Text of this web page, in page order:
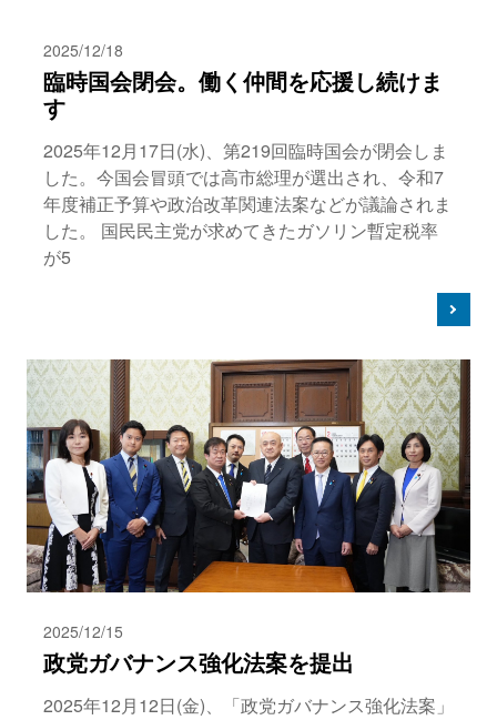
2025/12/18
臨時国会閉会。働く仲間を応援し続けま
す
2025年12月17日(水)、第219回臨時国会が閉会しま
した。今国会冒頭では高市総理が選出され、令和7
年度補正予算や政治改革関連法案などが議論されま
した。 国民民主党が求めてきたガソリン暫定税率
が5
2025/12/15
政党ガバナンス強化法案を提出
2025年12月12日(金)、「政党ガバナンス強化法案」